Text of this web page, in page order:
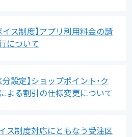
イス制度】アプリ利用料金の請
について
分設定】ショップポイント・ク
よる割引の仕様変更について
ス制度対応にともなう受注区